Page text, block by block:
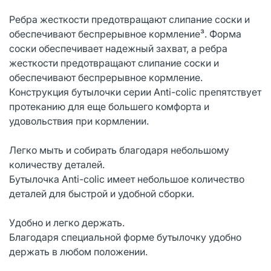
Ребра жесткости предотвращают слипание соски и
обеспечивают беспрерывное кормление³. Форма
соски обеспечивает надежный захват, а ребра
жесткости предотвращают слипание соски и
обеспечивают беспрерывное кормление.
Конструкция бутылочки серии Anti-colic препятствует
протеканию для еще большего комфорта и
удовольствия при кормлении.
Легко мыть и собирать благодаря небольшому
количеству деталей.
Бутылочка Anti-colic имеет небольшое количество
деталей для быстрой и удобной сборки.
Удобно и легко держать.
Благодаря специальной форме бутылочку удобно
держать в любом положении.